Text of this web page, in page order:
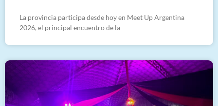
La provincia participa desde hoy en Meet Up Argentina
2026, el principal encuentro de la